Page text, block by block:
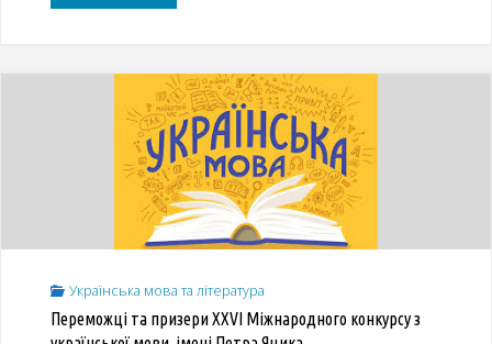
ХХV
Всеукраїнського
конкурсу
учнівської
у
Українська мова та література
Переможці та призери XXVІ Міжнародного конкурсу з